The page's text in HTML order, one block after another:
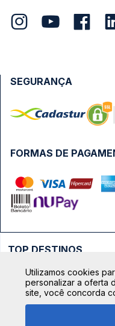
FORMAS DE
SEGURANÇA
TOP DESTINOS
Ônibus Rio de Janeiro
Ônibus São Paulo
TOP VIAÇÕES
Passagens Cometa
Utilizamos cookies
personalizar a oferta
site, você concorda